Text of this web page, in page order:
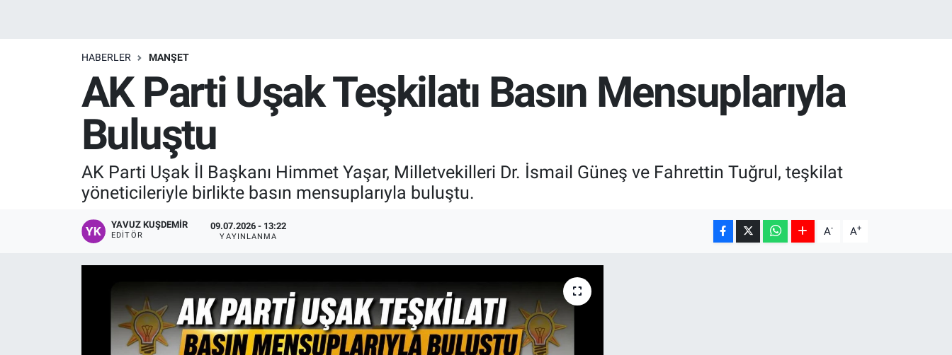
HABERLER MANŞET
AK Parti Uşak Teşkilatı Basın Mensuplarıyla
Buluştu
AK Parti Uşak İl Başkanı Himmet Yaşar, Milletvekilleri Dr. İsmail Güneş ve Fahrettin Tuğrul, teşkilat
yöneticileriyle birlikte basın mensuplarıyla buluştu.
YAVUZ KUŞDEMIR
EDITÖR
09.07.2026 - 13:22
YAYINLANMA A- A+
Resmi İlanlar
Son Dakika
Uşak Haberleri